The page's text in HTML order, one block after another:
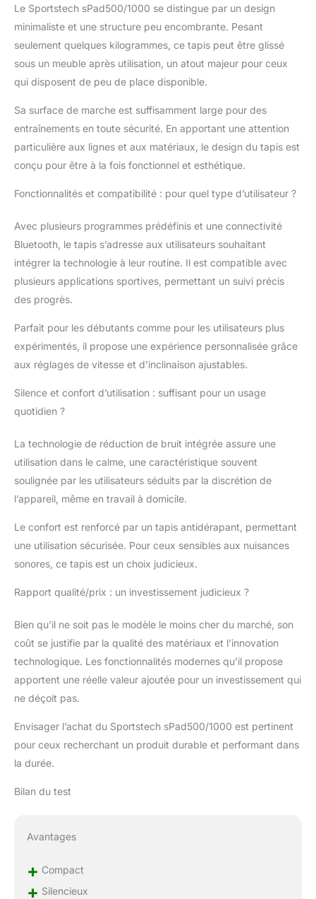
Le Sportstech sPad500/1000 se distingue par un design
minimaliste et une structure peu encombrante. Pesant
seulement quelques kilogrammes, ce tapis peut être glissé
sous un meuble après utilisation, un atout majeur pour ceux
qui disposent de peu de place disponible.
Sa surface de marche est suffisamment large pour des
entraînements en toute sécurité. En apportant une attention
particulière aux lignes et aux matériaux, le design du tapis est
conçu pour être à la fois fonctionnel et esthétique.
Fonctionnalités et compatibilité : pour quel type d’utilisateur ?
Avec plusieurs programmes prédéfinis et une connectivité
Bluetooth, le tapis s’adresse aux utilisateurs souhaitant
intégrer la technologie à leur routine. Il est compatible avec
plusieurs applications sportives, permettant un suivi précis
des progrès.
Parfait pour les débutants comme pour les utilisateurs plus
expérimentés, il propose une expérience personnalisée grâce
aux réglages de vitesse et d’inclinaison ajustables.
Silence et confort d’utilisation : suffisant pour un usage
quotidien ?
La technologie de réduction de bruit intégrée assure une
utilisation dans le calme, une caractéristique souvent
soulignée par les utilisateurs séduits par la discrétion de
l’appareil, même en travail à domicile.
Le confort est renforcé par un tapis antidérapant, permettant
une utilisation sécurisée. Pour ceux sensibles aux nuisances
sonores, ce tapis est un choix judicieux.
Rapport qualité/prix : un investissement judicieux ?
Bien qu’il ne soit pas le modèle le moins cher du marché, son
coût se justifie par la qualité des matériaux et l’innovation
technologique. Les fonctionnalités modernes qu’il propose
apportent une réelle valeur ajoutée pour un investissement qui
ne déçoit pas.
Envisager l’achat du Sportstech sPad500/1000 est pertinent
pour ceux recherchant un produit durable et performant dans
la durée.
Bilan du test
Avantages
+ Compact
+ Silencieux